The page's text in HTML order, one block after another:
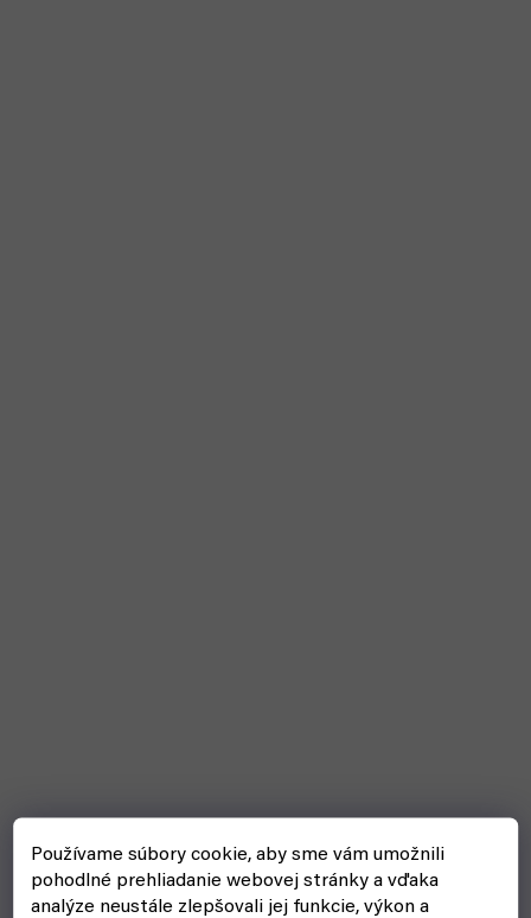
Používame súbory cookie, aby sme vám umožnili
pohodlné prehliadanie webovej stránky a vďaka
analýze neustále zlepšovali jej funkcie, výkon a